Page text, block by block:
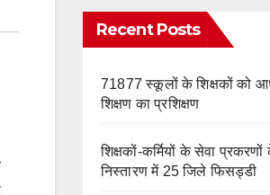
Recent Posts
71877 स्कूलों के शिक्षकों को
शिक्षण का प्रशिक्षण
शिक्षकों-कर्मियों के सेवा
निस्तारण में 25 जिले फिसड्डी